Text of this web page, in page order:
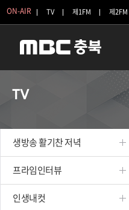
ON-AIR TV 제1FM 제2FM
TV
생방송 활기찬 저녁
프라임인터뷰
인생내컷